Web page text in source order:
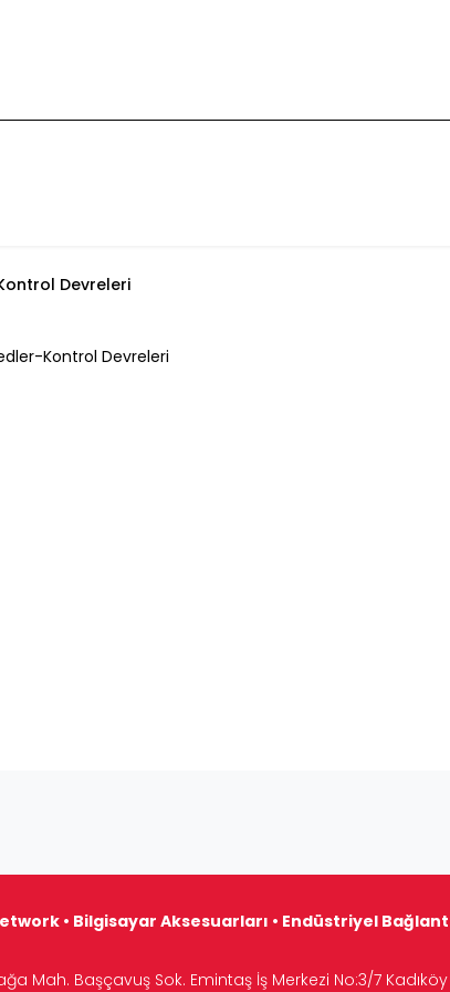
Devreleri
Kontrol Devreleri
• Bilgisayar Aksesuarları • Endüstriyel
Mah. Başçavuş Sok. Emintaş İş Merkezi No:3/7